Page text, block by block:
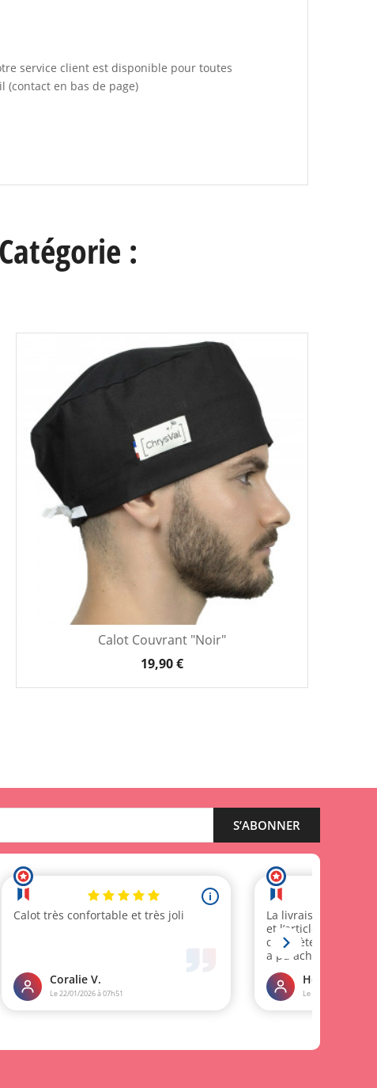
service client est disponible pour toutes
(contact en bas de page)
:
Calot Couvrant "Noir"
19,90 €